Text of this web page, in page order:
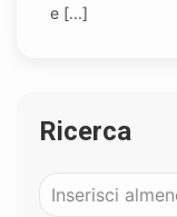
e [...]
Ricerca